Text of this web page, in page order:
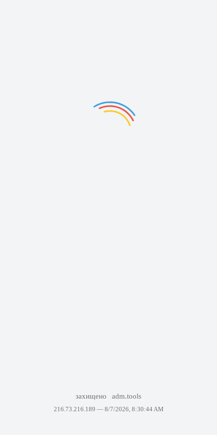
захищено adm.tools
216.73.216.189 — 8/7/2026, 8:30:44 AM